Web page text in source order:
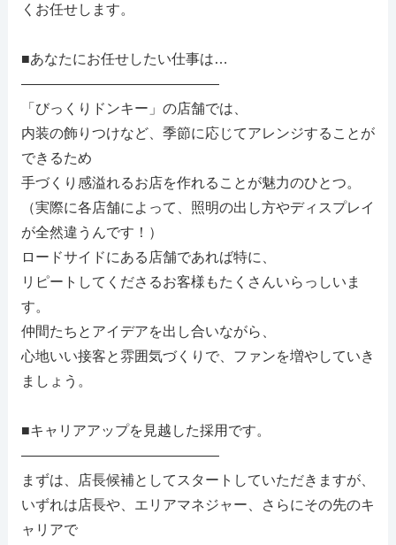
くお任せします。
■あなたにお任せしたい仕事は…
――――――――――――――
「びっくりドンキー」の店舗では、
内装の飾りつけなど、季節に応じてアレンジすることが
できるため
手づくり感溢れるお店を作れることが魅力のひとつ。
（実際に各店舗によって、照明の出し方やディスプレイ
が全然違うんです！）
ロードサイドにある店舗であれば特に、
リピートしてくださるお客様もたくさんいらっしいま
す。
仲間たちとアイデアを出し合いながら、
心地いい接客と雰囲気づくりで、ファンを増やしていき
ましょう。
■キャリアアップを見越した採用です。
――――――――――――――
まずは、店長候補としてスタートしていただきますが、
いずれは店長や、エリアマネジャー、さらにその先のキ
ャリアで